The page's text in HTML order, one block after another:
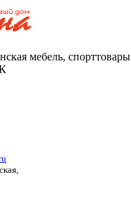
мебель, спорттовары